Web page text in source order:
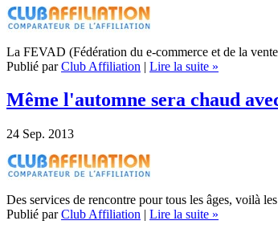
La FEVAD (Fédération du e-commerce et de la
Publié parClub Affiliation | Lire la suite »
Même l'automne sera chaud
24 Sep. 2013
Des services de rencontre pour tous les âges, voilà
Publié parClub Affiliation | Lire la suite »